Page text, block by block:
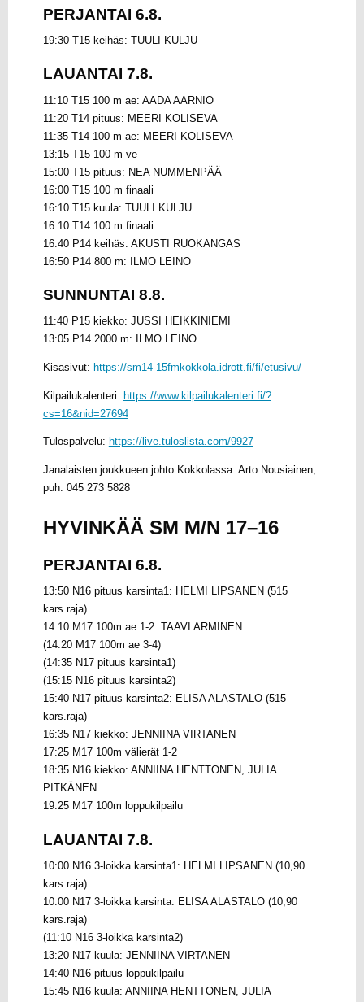
PERJANTAI 6.8.
19:30 T15 keihäs: TUULI KULJU
LAUANTAI 7.8.
11:10 T15 100 m ae: AADA AARNIO
11:20 T14 pituus: MEERI KOLISEVA
11:35 T14 100 m ae: MEERI KOLISEVA
13:15 T15 100 m ve
15:00 T15 pituus: NEA NUMMENPÄÄ
16:00 T15 100 m finaali
16:10 T15 kuula: TUULI KULJU
16:10 T14 100 m finaali
16:40 P14 keihäs: AKUSTI RUOKANGAS
16:50 P14 800 m: ILMO LEINO
SUNNUNTAI 8.8.
11:40 P15 kiekko: JUSSI HEIKKINIEMI
13:05 P14 2000 m: ILMO LEINO
Kisasivut: https://sm14-15fmkokkola.idrott.fi/fi/etusivu/
Kilpailukalenteri: https://www.kilpailukalenteri.fi/?
cs=16&nid=27694
Tulospalvelu: https://live.tuloslista.com/9927
Janalaisten joukkueen johto Kokkolassa: Arto Nousiainen,
puh. 045 273 5828
HYVINKÄÄ SM M/N 17–16
PERJANTAI 6.8.
13:50 N16 pituus karsinta1: HELMI LIPSANEN (515
kars.raja)
14:10 M17 100m ae 1-2: TAAVI ARMINEN
(14:20 M17 100m ae 3-4)
(14:35 N17 pituus karsinta1)
(15:15 N16 pituus karsinta2)
15:40 N17 pituus karsinta2: ELISA ALASTALO (515
kars.raja)
16:35 N17 kiekko: JENNIINA VIRTANEN
17:25 M17 100m välierät 1-2
18:35 N16 kiekko: ANNIINA HENTTONEN, JULIA
PITKÄNEN
19:25 M17 100m loppukilpailu
LAUANTAI 7.8.
10:00 N16 3-loikka karsinta1: HELMI LIPSANEN (10,90
kars.raja)
10:00 N17 3-loikka karsinta: ELISA ALASTALO (10,90
kars.raja)
(11:10 N16 3-loikka karsinta2)
13:20 N17 kuula: JENNIINA VIRTANEN
14:40 N16 pituus loppukilpailu
15:45 N16 kuula: ANNIINA HENTTONEN, JULIA